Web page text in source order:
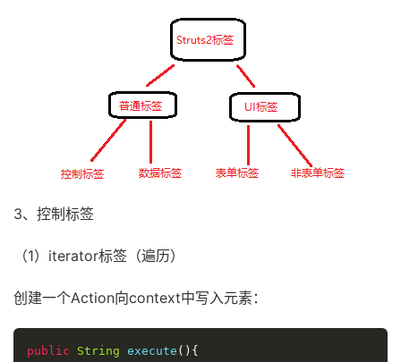
3、控制标签
（1）iterator标签（遍历）
创建一个Action向context中写入元素：
public String execute (){